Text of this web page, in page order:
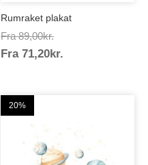
Rumraket plakat
Fra 89,00kr.Prisinterval:
89,00kr.
Fra 71,20kr.
20%